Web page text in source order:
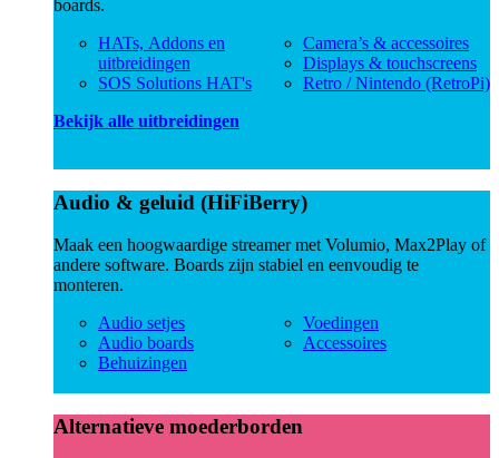
boards.
HATs, Addons en
uitbreidingen
SOS Solutions HAT's
Camera’s & accessoires
Displays & touchscreens
Retro / Nintendo (RetroPi)
Bekijk alle uitbreidingen
Audio & geluid (HiFiBerry)
Maak een hoogwaardige streamer met Volumio, Max2Play of
andere software. Boards zijn stabiel en eenvoudig te
monteren.
Audio setjes
Audio boards
Behuizingen
Voedingen
Accessoires
Alternatieve moederborden